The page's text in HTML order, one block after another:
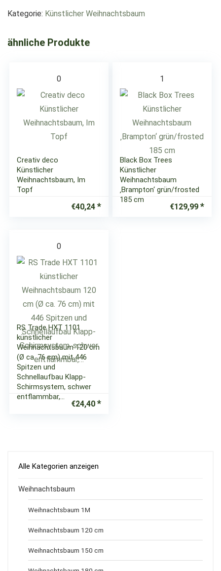
Kategorie: Künstlicher Weihnachtsbaum
ähnliche Produkte
0
Creativ deco
Künstlicher
Weihnachtsbaum, Im
Topf
€40,24
1
Black Box Trees
Künstlicher
Weihnachtsbaum
‚Brampton‘ grün/frosted
185 cm
€129,99
0
RS Trade HXT 1101
künstlicher
Weihnachtsbaum 120 cm
(Ø ca. 76 cm) mit 446
Spitzen und
Schnellaufbau Klapp-
Schirmsystem, schwer
entflammbar,…
€24,40
Alle Kategorien anzeigen
Weihnachtsbaum
Weihnachtsbaum 1M
Weihnachtsbaum 120 cm
Weihnachtsbaum 150 cm